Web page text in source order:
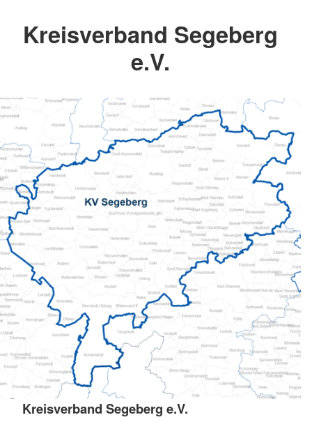
Kreisverband Segeberg
e.V.
Kreisverband Segeberg e.V.